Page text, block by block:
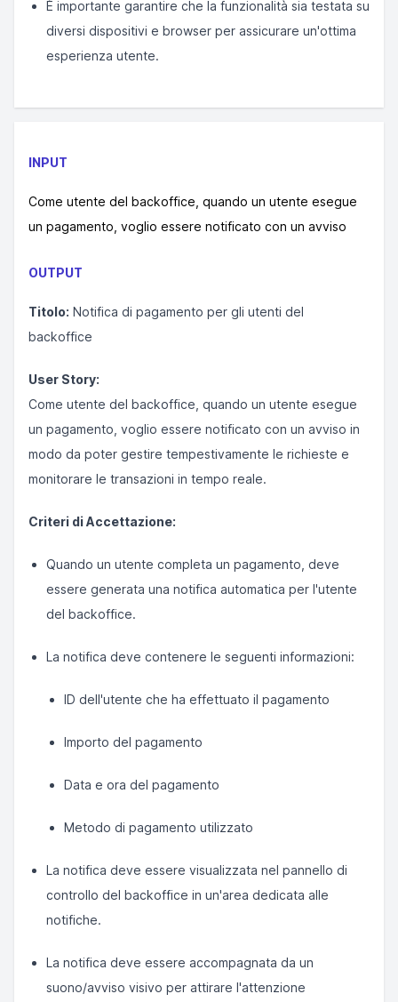
È importante garantire che la funzionalità sia testata su
diversi dispositivi e browser per assicurare un'ottima
esperienza utente.
INPUT
Come utente del backoffice, quando un utente esegue
un pagamento, voglio essere notificato con un avviso
OUTPUT
Titolo: Notifica di pagamento per gli utenti del
backoffice
User Story:
Come utente del backoffice, quando un utente esegue
un pagamento, voglio essere notificato con un avviso in
modo da poter gestire tempestivamente le richieste e
monitorare le transazioni in tempo reale.
Criteri di Accettazione:
Quando un utente completa un pagamento, deve
essere generata una notifica automatica per l'utente
del backoffice.
La notifica deve contenere le seguenti informazioni:
ID dell'utente che ha effettuato il pagamento
Importo del pagamento
Data e ora del pagamento
Metodo di pagamento utilizzato
La notifica deve essere visualizzata nel pannello di
controllo del backoffice in un'area dedicata alle
notifiche.
La notifica deve essere accompagnata da un
suono/avviso visivo per attirare l'attenzione